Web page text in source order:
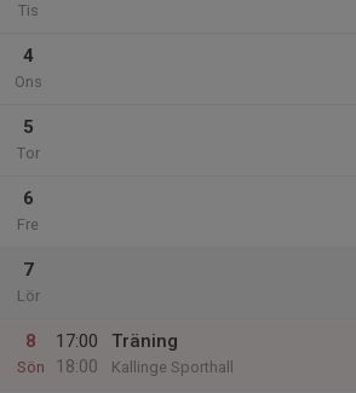
Tis
4
Ons
5
Tor
6
Fre
7
Lör
8
Sön
17:00
18:00
Träning
Kallinge Sporthall